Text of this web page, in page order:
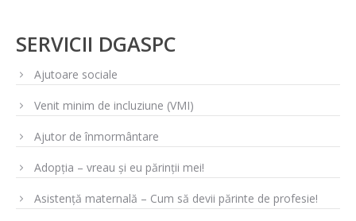
SERVICII DGASPC
Ajutoare sociale
Venit minim de incluziune (VMI)
Ajutor de înmormântare
Adopția – vreau și eu părinții mei!
Asistență maternală – Cum să devii părinte de profesie!